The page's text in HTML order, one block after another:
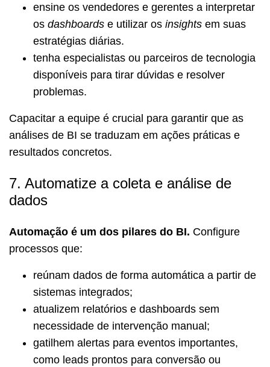
ensine os vendedores e gerentes a interpretar
os dashboards e utilizar os insights em suas
estratégias diárias.
tenha especialistas ou parceiros de tecnologia
disponíveis para tirar dúvidas e resolver
problemas.
Capacitar a equipe é crucial para garantir que as
análises de BI se traduzam em ações práticas e
resultados concretos.
7. Automatize a coleta e análise de
dados
Automação é um dos pilares do BI. Configure
processos que:
reúnam dados de forma automática a partir de
sistemas integrados;
atualizem relatórios e dashboards sem
necessidade de intervenção manual;
gatilhem alertas para eventos importantes,
como leads prontos para conversão ou